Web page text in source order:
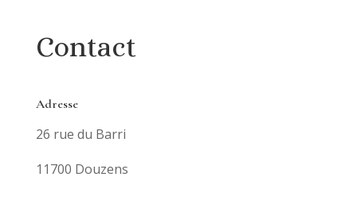
Contact
Adresse
26 rue du Barri
11700 Douzens